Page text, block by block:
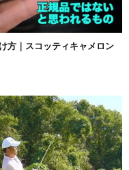
方｜スコッティキャメロン